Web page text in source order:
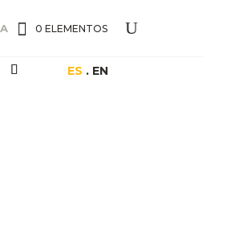
0 ELEMENTOS
ES . EN